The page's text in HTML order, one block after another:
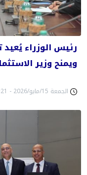
رئيس الوزراء
ويمنح وزير
الجمعة 15/مايو/2026 - 05:21 م